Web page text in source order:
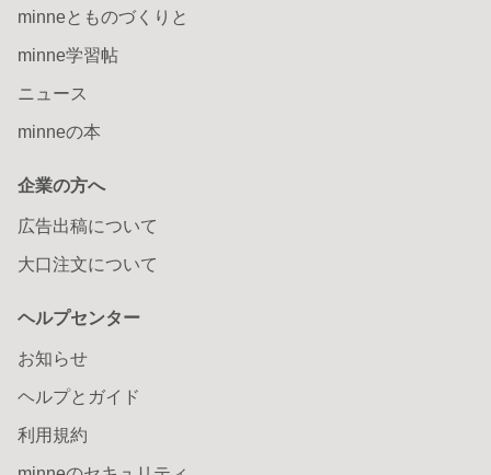
minneとものづくりと
minne学習帖
ニュース
minneの本
企業の方へ
広告出稿について
大口注文について
ヘルプセンター
お知らせ
ヘルプとガイド
利用規約